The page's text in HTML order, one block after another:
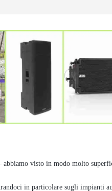
abbiamo visto in modo molto
in particolare sugli impianti